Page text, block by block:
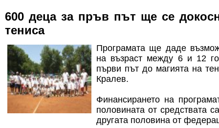
600 деца за пръв път ще се
тениса
Програмата ще даде
на възраст между 6 и 12
първи път до магията на
Кралев.
Финансирането на
половината от средствата
другата половина от